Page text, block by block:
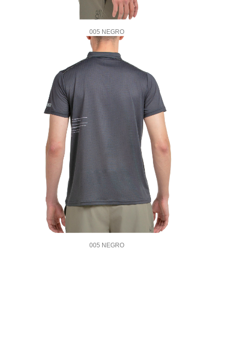
005 NEGRO
005 NEGRO